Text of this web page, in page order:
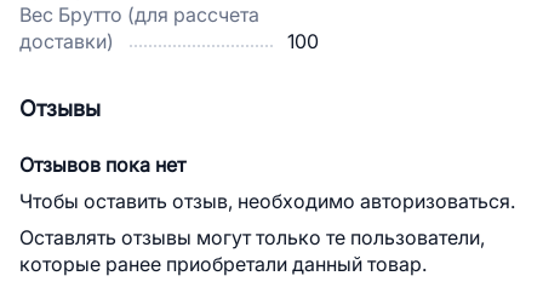
Вес Брутто (для рассчета
доставки)
100
Отзывы
Отзывов пока нет
Чтобы оставить отзыв, необходимо авторизоваться.
Оставлять отзывы могут только те пользователи,
которые ранее приобретали данный товар.